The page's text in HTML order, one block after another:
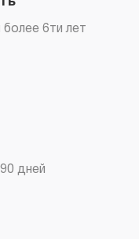
6ти лет
дней